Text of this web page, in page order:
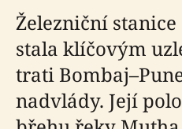
Železniční
stala klíčovým
trati
nadvlády. Její